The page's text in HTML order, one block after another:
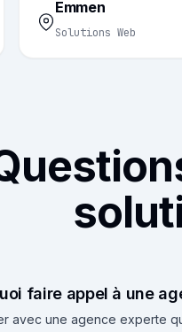
Emmen
Solutions Web
faire appel à une
avec une agence experte